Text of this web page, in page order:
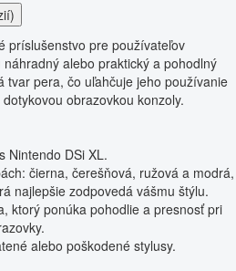
príslušenstvo pre používateľov
alebo praktický a pohodlný
tvar pera, čo uľahčuje jeho používanie
obrazovkou konzoly.
Nintendo DSi XL.
čierna, čerešňová, ružová a modrá,
najlepšie zodpovedá vášmu štýlu.
ktorý ponúka pohodlie a presnosť pri
alebo poškodené stylusy.